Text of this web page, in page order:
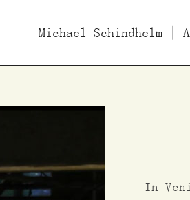
Michael Schindhelm |
Filme Essays/
In